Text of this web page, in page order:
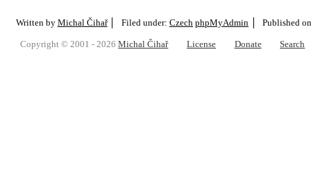
Written by Michal Čihař Filed under: Czech phpMyAdmin Published
Copyright © 2001 - 2026Michal Čihař License Donate Search